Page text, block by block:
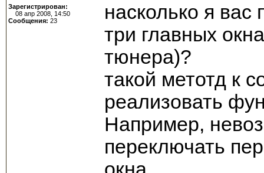
Зарегистрирован:
08 апр 2008, 14:50
Сообщения: 23
насколько я вас
три главных
тюнера)?
такой метотд к
реализовать
Например,
переключать